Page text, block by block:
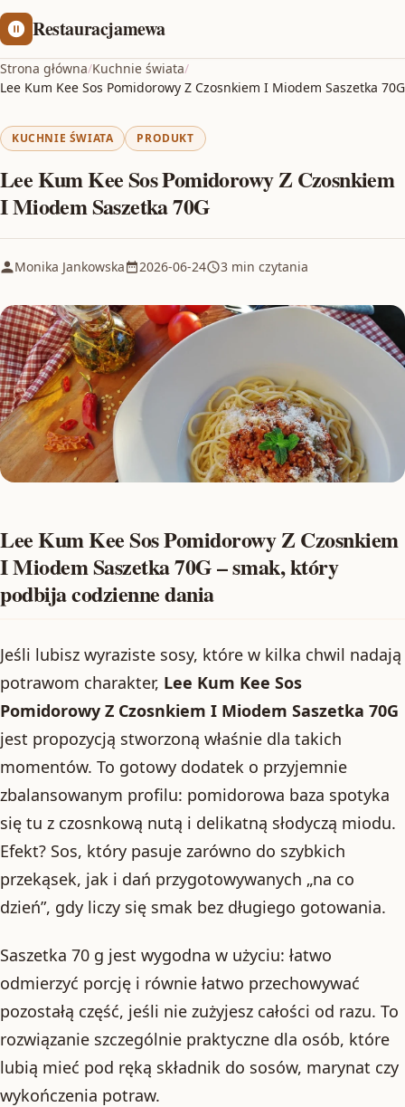
Restauracjamewa
Strona główna/Kuchnie świata/
Lee Kum Kee Sos Pomidorowy Z Czosnkiem I Miodem Saszetka 70G
KUCHNIE ŚWIATA PRODUKT
Lee Kum Kee Sos Pomidorowy Z Czosnkiem
I Miodem Saszetka 70G
Monika Jankowska 2026-06-24 3 min czytania
Lee Kum Kee Sos Pomidorowy Z Czosnkiem
I Miodem Saszetka 70G – smak, który
podbija codzienne dania
Jeśli lubisz wyraziste sosy, które w kilka chwil nadają
potrawom charakter, Lee Kum Kee Sos
Pomidorowy Z Czosnkiem I Miodem Saszetka 70G
jest propozycją stworzoną właśnie dla takich
momentów. To gotowy dodatek o przyjemnie
zbalansowanym profilu: pomidorowa baza spotyka
się tu z czosnkową nutą i delikatną słodyczą miodu.
Efekt? Sos, który pasuje zarówno do szybkich
przekąsek, jak i dań przygotowywanych „na co
dzień”, gdy liczy się smak bez długiego gotowania.
Saszetka 70 g jest wygodna w użyciu: łatwo
odmierzyć porcję i równie łatwo przechowywać
pozostałą część, jeśli nie zużyjesz całości od razu. To
rozwiązanie szczególnie praktyczne dla osób, które
lubią mieć pod ręką składnik do sosów, marynat czy
wykończenia potraw.